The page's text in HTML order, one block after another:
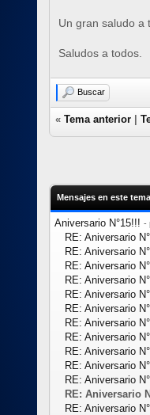
Un gran saludo a
Saludos a todos.
Buscar
« Tema anterior
Mensajes en este tema
Aniversario N°15!!! -
RE: Aniversario
RE: Aniversario
RE: Aniversario
RE: Aniversario
RE: Aniversario
RE: Aniversario
RE: Aniversario
RE: Aniversario
RE: Aniversario
RE: Aniversario
RE: Aniversario
RE: Aniversario
RE: Aniversario